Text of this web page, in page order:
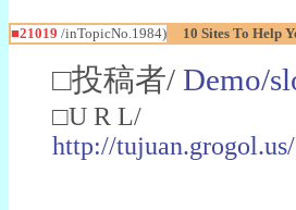
■21019 /inTopicNo.1984) 10 Sites To Help
□投稿者/ Demo/
□U R L/
http://